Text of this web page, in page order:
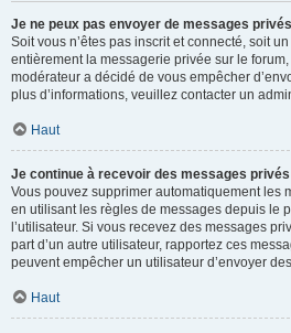
Je ne peux pas envoyer de messages
Soit vous n’êtes pas inscrit et connecté, soit
entièrement la messagerie privée sur le
modérateur a décidé de vous empêcher
plus d’informations, veuillez contacter un
Haut
Je continue à recevoir des messages
Vous pouvez supprimer automatiquement les
en utilisant les règles de messages depuis le
l’utilisateur. Si vous recevez des messages
part d’un autre utilisateur, rapportez ces
peuvent empêcher un utilisateur d’envoyer
Haut